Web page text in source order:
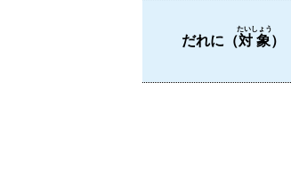
だれに（対象
たいしょう
）